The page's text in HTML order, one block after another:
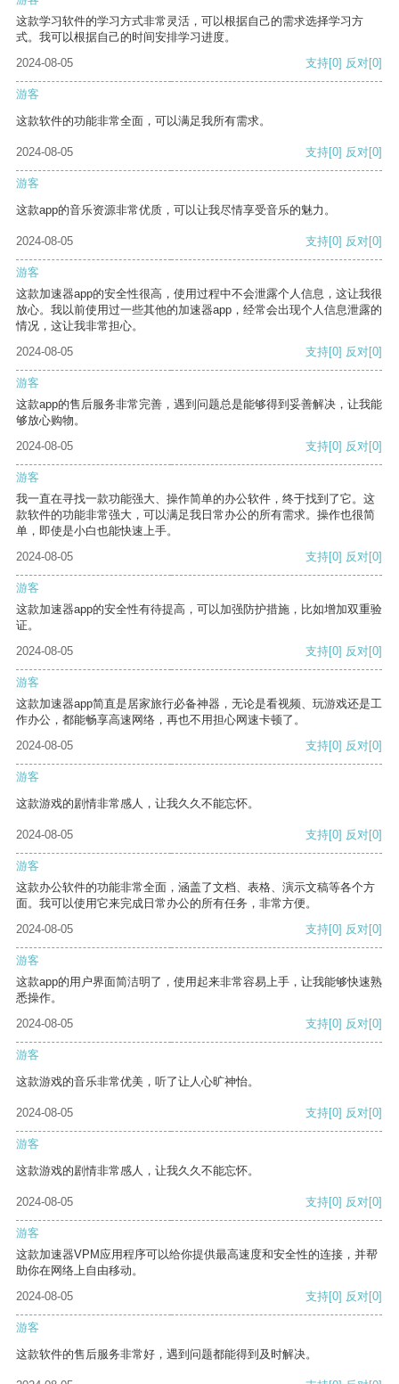
这款学习软件的学习方式非常灵活，可以根据自己的需求选择学习方
式。我可以根据自己的时间安排学习进度。
2024-08-05
支持[0] 反对[0]
游客
这款软件的功能非常全面，可以满足我所有需求。
2024-08-05 支持[0] 反对[0]
游客
这款app的音乐资源非常优质，可以让我尽情享受音乐的魅力。
2024-08-05 支持[0] 反对[0]
游客
这款加速器app的安全性很高，使用过程中不会泄露个人信息，这让我很
放心。我以前使用过一些其他的加速器app，经常会出现个人信息泄露的
情况，这让我非常担心。
2024-08-05
支持[0] 反对[0]
游客
这款app的售后服务非常完善，遇到问题总是能够得到妥善解决，让我能
够放心购物。
2024-08-05
支持[0] 反对[0]
游客
我一直在寻找一款功能强大、操作简单的办公软件，终于找到了它。这
款软件的功能非常强大，可以满足我日常办公的所有需求。操作也很简
单，即使是小白也能快速上手。
2024-08-05
支持[0] 反对[0]
游客
这款加速器app的安全性有待提高，可以加强防护措施，比如增加双重验
证。
2024-08-05
支持[0] 反对[0]
游客
这款加速器app简直是居家旅行必备神器，无论是看视频、玩游戏还是工
作办公，都能畅享高速网络，再也不用担心网速卡顿了。
2024-08-05
支持[0] 反对[0]
游客
这款游戏的剧情非常感人，让我久久不能忘怀。
2024-08-05 支持[0] 反对[0]
游客
这款办公软件的功能非常全面，涵盖了文档、表格、演示文稿等各个方
面。我可以使用它来完成日常办公的所有任务，非常方便。
2024-08-05
支持[0] 反对[0]
游客
这款app的用户界面简洁明了，使用起来非常容易上手，让我能够快速熟
悉操作。
2024-08-05
支持[0] 反对[0]
游客
这款游戏的音乐非常优美，听了让人心旷神怡。
2024-08-05 支持[0] 反对[0]
游客
这款游戏的剧情非常感人，让我久久不能忘怀。
2024-08-05 支持[0] 反对[0]
游客
这款加速器VPM应用程序可以给你提供最高速度和安全性的连接，并帮
助你在网络上自由移动。
2024-08-05
支持[0] 反对[0]
游客
这款软件的售后服务非常好，遇到问题都能得到及时解决。